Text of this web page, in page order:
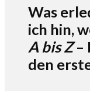
Was
ich hin,
A bis Z–
den